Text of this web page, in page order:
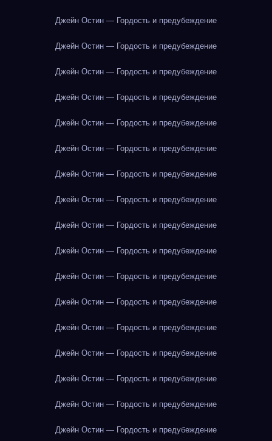
Джейн Остин — Гордость и предубеждение
Джейн Остин — Гордость и предубеждение
Джейн Остин — Гордость и предубеждение
Джейн Остин — Гордость и предубеждение
Джейн Остин — Гордость и предубеждение
Джейн Остин — Гордость и предубеждение
Джейн Остин — Гордость и предубеждение
Джейн Остин — Гордость и предубеждение
Джейн Остин — Гордость и предубеждение
Джейн Остин — Гордость и предубеждение
Джейн Остин — Гордость и предубеждение
Джейн Остин — Гордость и предубеждение
Джейн Остин — Гордость и предубеждение
Джейн Остин — Гордость и предубеждение
Джейн Остин — Гордость и предубеждение
Джейн Остин — Гордость и предубеждение
Джейн Остин — Гордость и предубеждение